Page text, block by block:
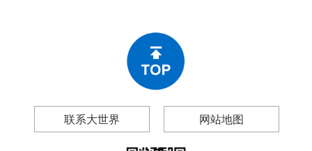
联系大世界 网站地图